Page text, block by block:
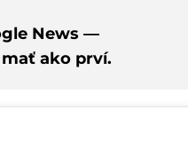
News —
ako prví.